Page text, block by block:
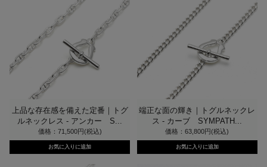
上品な存在感を備えた定番｜トグ
ルネックレス - アンカー S...
価格：71,500円(税込)
端正な面の輝き｜トグルネックレ
ス - カーブ SYMPATH...
価格：63,800円(税込)